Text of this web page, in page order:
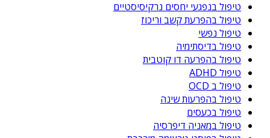
טיפול בנפגעי יחסים נרקיסיסטיים
טיפול בהפרעת קשב וריכוז
טיפול נפשי
טיפול בדיסתימיה
טיפול בהפרעה דו קוטבית
טיפול ADHD
טיפול ב OCD
טיפול בהפרעות שינה
טיפול בכעסים
טיפול במאניה דיפרסיה